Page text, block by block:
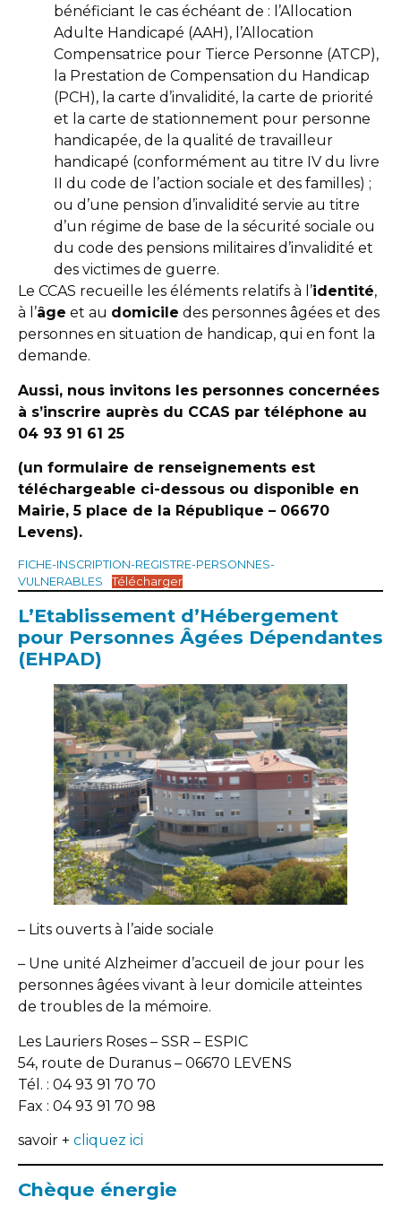
bénéficiant le cas échéant de : l’Allocation
Adulte Handicapé (AAH), l’Allocation
Compensatrice pour Tierce Personne (ATCP),
la Prestation de Compensation du Handicap
(PCH), la carte d’invalidité, la carte de priorité
et la carte de stationnement pour personne
handicapée, de la qualité de travailleur
handicapé (conformément au titre IV du livre
II du code de l’action sociale et des familles) ;
ou d’une pension d’invalidité servie au titre
d’un régime de base de la sécurité sociale ou
du code des pensions militaires d’invalidité et
des victimes de guerre.
Le CCAS recueille les éléments relatifs à l’identité,
à l’âge et au domicile des personnes âgées et des
personnes en situation de handicap, qui en font la
demande.
Aussi, nous invitons les personnes concernées
à s’inscrire auprès du CCAS par téléphone au
04 93 91 61 25
(un formulaire de renseignements est
téléchargeable ci-dessous ou disponible en
Mairie, 5 place de la République – 06670
Levens).
FICHE-INSCRIPTION-REGISTRE-PERSONNES-
VULNERABLES
Télécharger
L’Etablissement d’Hébergement
pour Personnes Âgées Dépendantes
(EHPAD)
– Lits ouverts à l’aide sociale
– Une unité Alzheimer d’accueil de jour pour les
personnes âgées vivant à leur domicile atteintes
de troubles de la mémoire.
Les Lauriers Roses – SSR – ESPIC
54, route de Duranus – 06670 LEVENS
Tél. : 04 93 91 70 70
Fax : 04 93 91 70 98
savoir + cliquez ici
Chèque énergie